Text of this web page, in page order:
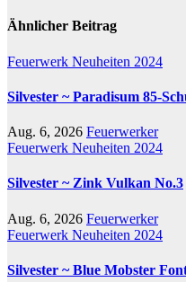
Ähnlicher Beitrag
Feuerwerk Neuheiten 2024
Silvester ~ Paradisum 85-
Aug. 6, 2026 Feuerwerker
Feuerwerk Neuheiten 2024
Silvester ~ Zink Vulkan No.3
Aug. 6, 2026 Feuerwerker
Feuerwerk Neuheiten 2024
Silvester ~ Blue Mobster